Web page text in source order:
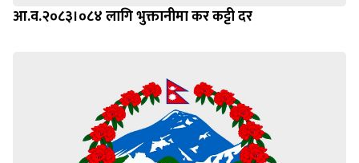
आ.व.२०८३।०८४ लागि भुक्तानीमा कर कट्टी दर